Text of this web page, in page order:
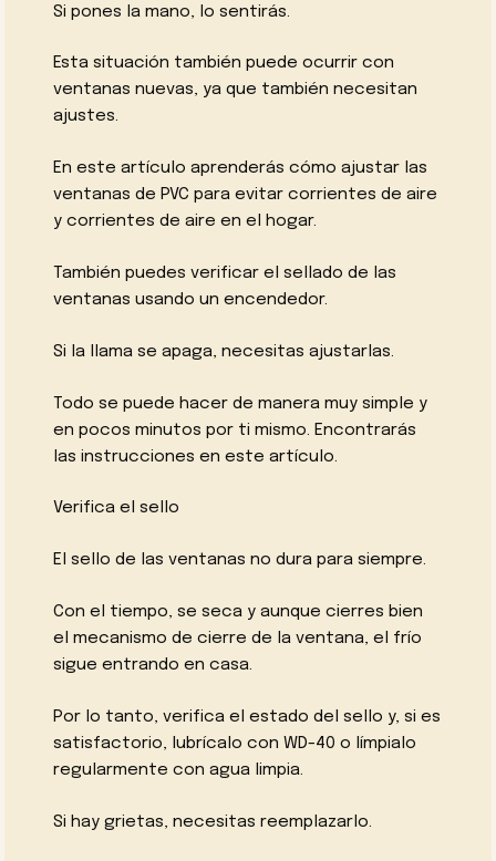
Si pones la mano, lo sentirás.
Esta situación también puede ocurrir con
ventanas nuevas, ya que también necesitan
ajustes.
En este artículo aprenderás cómo ajustar las
ventanas de PVC para evitar corrientes de aire
y corrientes de aire en el hogar.
También puedes verificar el sellado de las
ventanas usando un encendedor.
Si la llama se apaga, necesitas ajustarlas.
Todo se puede hacer de manera muy simple y
en pocos minutos por ti mismo. Encontrarás
las instrucciones en este artículo.
Verifica el sello
El sello de las ventanas no dura para siempre.
Con el tiempo, se seca y aunque cierres bien
el mecanismo de cierre de la ventana, el frío
sigue entrando en casa.
Por lo tanto, verifica el estado del sello y, si es
satisfactorio, lubrícalo con WD-40 o límpialo
regularmente con agua limpia.
Si hay grietas, necesitas reemplazarlo.